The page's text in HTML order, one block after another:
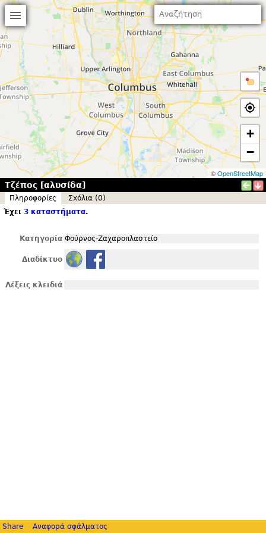
+
−
©OpenStreetMap
Τζέπος [αλυσίδα]
Πληροφορίες
Σxόλια (0)
Έχει 3 καταστήματα.
Κατηγορία Φούρνος-Ζαχαροπλαστείο
Διαδίκτυο
Λέξεις κλειδιά
Share Αναφορά σφάλματος